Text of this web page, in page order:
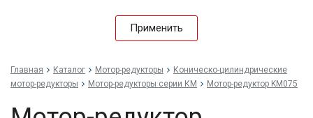
Применить
Главная Каталог Мотор-редукторы
Коническо-цилиндрические
мотор-редукторы
Мотор-редукторы серии КМ Мотор-редуктор KM075